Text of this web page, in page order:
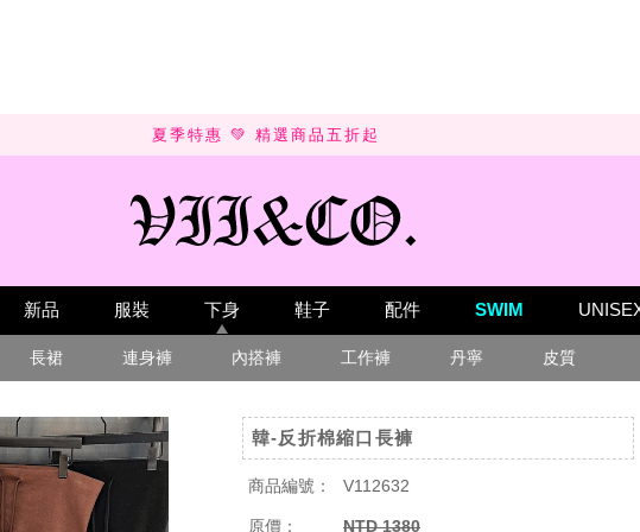
SUMMER SALE 💚 UP TO 50% OFF
新品 服裝 下身 鞋子 配件 SWIM
長裙 連身褲 內搭褲 工作褲 丹寧 皮質
韓-反折棉縮口長褲
商品編號： V112632
原價： NTD 1380